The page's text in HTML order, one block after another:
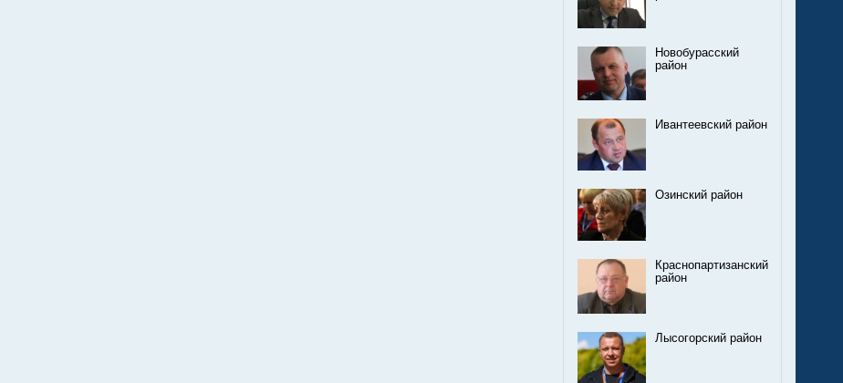
Новобурасский
район
Ивантеевский район
Озинский район
Краснопартизанский
район
Лысогорский район